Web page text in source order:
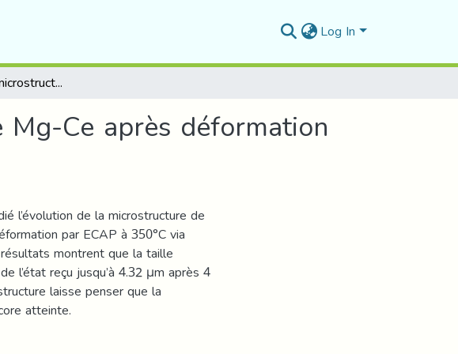
Log In
Evolution de la microstructure de l'alliage Mg-Ce après déformation par ECAP
Ce après déformation
l’évolution de la microstructure de
par ECAP à 350°C via
montrent que la taille
l’état reçu jusqu’à 4.32 μm après 4
laisse penser que la
atteinte.